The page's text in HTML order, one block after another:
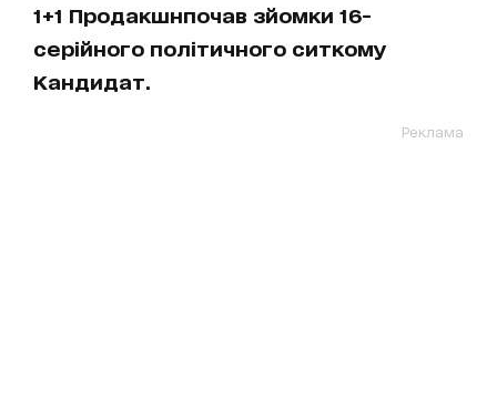
1+1 Продакшнпочав зйомки 16-
серійного політичного ситкому
Кандидат.
Реклама